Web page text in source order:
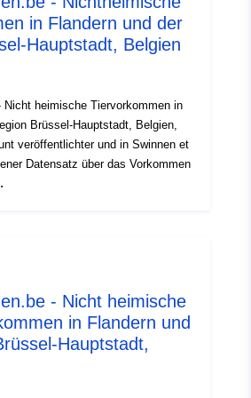
Typ: Polygon
http://data.europa.eu/88u/dataset/
in Flandern und der
Hauptstadt, Belgien
Nicht heimische Tiervorkommen in
Brüssel-Hauptstadt, Belgien,
veröffentlichter und in Swinnen et
Datensatz über das Vorkommen
die von Freiwilligen
hauptsächlich seit 2008
www.waarnemingen.be, die bei der
in Zusammenarbeit mit
gehostet wird.
über das geschlecht, das
zustand, das verhalten,
- Nicht heimische
in Flandern und
Hauptstadt,